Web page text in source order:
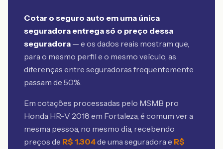
Cotar o seguro auto em uma única
seguradora entrega só o preço dessa
seguradora — e os dados reais mostram que,
para o mesmo perfil e o mesmo veículo, as
diferenças entre seguradoras frequentemente
passam de 50%.
Em cotações processadas pelo MSMB pro
Honda HR-V 2018 em Fortaleza, é comum ver a
mesma pessoa, no mesmo dia, recebendo
preços de R$ 1.304de uma seguradora e R$